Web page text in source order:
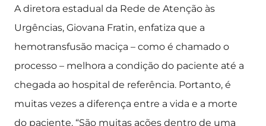
A diretora estadual da Rede de Atenção às
Urgências, Giovana Fratin, enfatiza que a
hemotransfusão maciça – como é chamado o
processo – melhora a condição do paciente até a
chegada ao hospital de referência. Portanto, é
muitas vezes a diferença entre a vida e a morte
do paciente. “São muitas ações dentro de uma